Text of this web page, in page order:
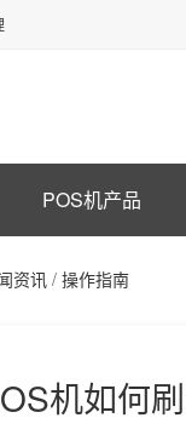
POS机产品
资讯 / 操作指南
机如何